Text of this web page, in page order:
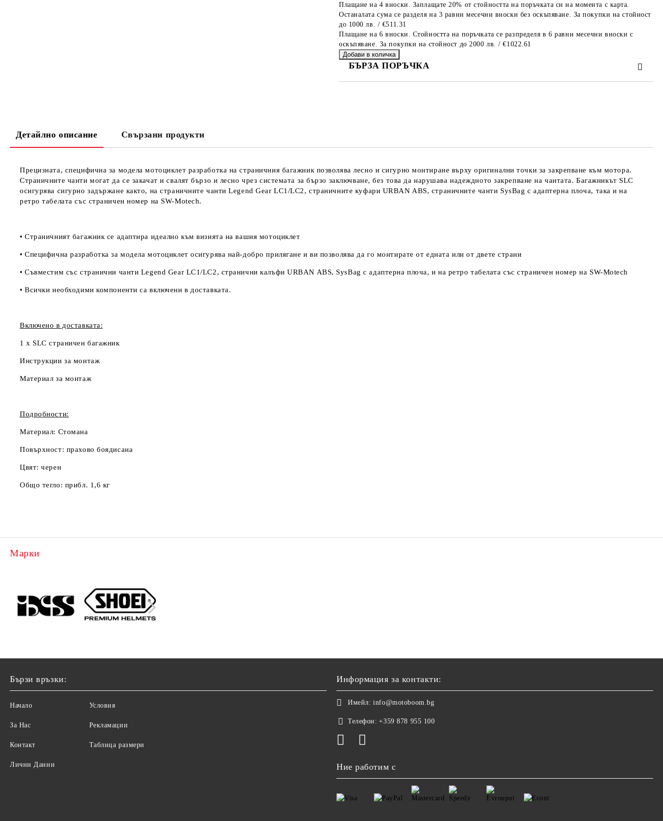
Плащане на 4 вноски. Заплащате 20% от стойността на поръчката си на момента с карта.
Останалата сума се разделя на 3 равни месечни вноски без оскъпяване. За покупки на стойност
до 1000 лв. / €511.31
Плащане на 6 вноски. Стойността на поръчката се разпределя в 6 равни месечни вноски с
оскъпяване. За покупки на стойност до 2000 лв. / €1022.61
БЪРЗА ПОРЪЧКА
Детайлно описание Свързани продукти
Прецизната, специфична за модела мотоциклет разработка на страничния багажник позволява лесно и сигурно монтиране върху оригинални точки за закрепване към мотора.
Страничните чанти могат да се закачат и свалят бързо и лесно чрез системата за бързо заключване, без това да нарушава надеждното закрепване на чантата. Багажникът SLC
осигурява сигурно задържане както, на страничните чанти Legend Gear LC1/LC2, страничните куфари URBAN ABS, страничните чанти SysBag с адаптерна плоча, така и на
ретро табелата със страничен номер на SW-Motech.
• Страничният багажник се адаптира идеално към визията на вашия мотоциклет
• Специфична разработка за модела мотоциклет осигурява най-добро прилягане и ви позволява да го монтирате от едната или от двете страни
• Съвместим със странични чанти Legend Gear LC1/LC2, странични калъфи URBAN ABS, SysBag с адаптерна плоча, и на ретро табелата със страничен номер на SW-Motech
• Всички необходими компоненти са включени в доставката.
Включено в доставката:
1 x SLC страничен багажник
Инструкции за монтаж
Материал за монтаж
Подробности:
Материал: Стомана
Повърхност: прахово боядисана
Цвят:черен
Общо тегло: прибл. 1,6 кг
Марки
Бързи връзки:
Начало
За Нас
Контакт
Лични Данни
Условия
Рекламации
Таблица размери
Информация за контакти:
Имейл: info@motoboom.bg
Телефон: +359 878 955 100
Ние работим с